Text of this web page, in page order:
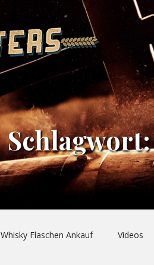
QUALITATIV
TIEFGRÜNDIGE
WHISKY-
MIT
UND
HISTORISCHEM
FOKUS
|
SLÀINTE
MHATH!
Whisky Flaschen Ankauf Videos